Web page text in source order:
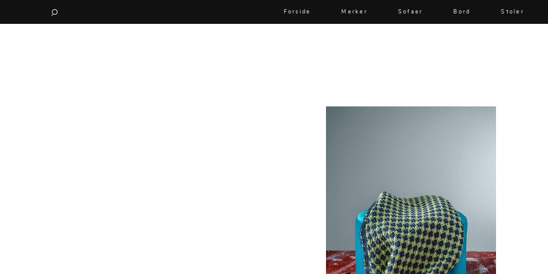
Forside Merker Sofaer Bord Stoler